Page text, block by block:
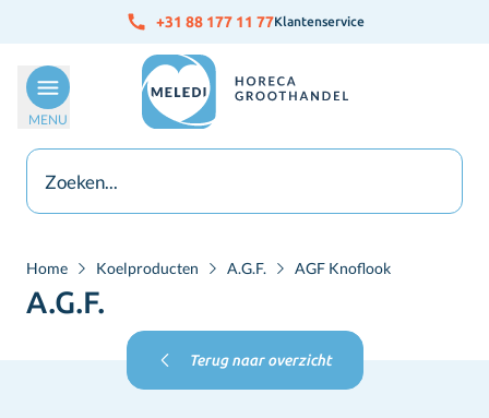
Ga naar de inhoud +31 88 177 11 77Klantenservice
MENU
Home Koelproducten A.G.F. AGF Knoflook
A.G.F.
Terug naar overzicht